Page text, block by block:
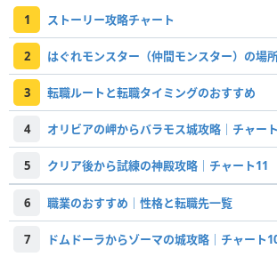
1 ストーリー攻略チャート
2
3 転職ルートと転職タイミングのおすすめ
4 オリビアの岬からバラモス城攻略｜チャー
5 クリア後から試練の神殿攻略｜チャート11
6 職業のおすすめ｜性格と転職先一覧
7 ドムドーラからゾーマの城攻略｜チャート